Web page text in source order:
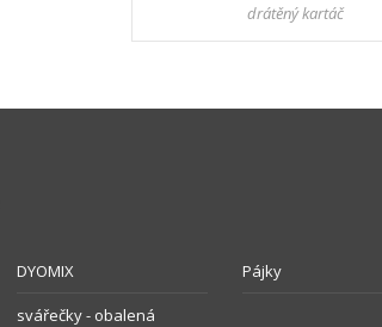
drátěný kartáč
DYOMIX Pájky
svářečky - obalená